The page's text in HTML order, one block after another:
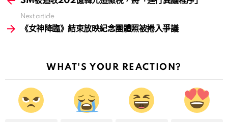
Next article
《女神降臨》結束放映紀念團體照被捲入爭議
WHAT'S YOUR REACTION?